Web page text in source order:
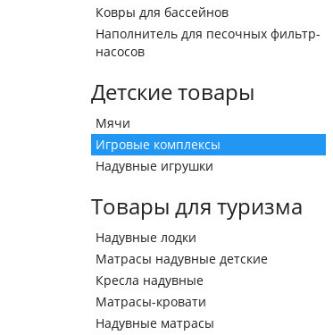
Ковры для бассейнов
Наполнитель для песочных фильтр-
насосов
Детские товары
Мячи
Игровые комплексы
Надувные игрушки
Товары для туризма
Надувные лодки
Матрасы надувные детские
Кресла надувные
Матрасы-кровати
Надувные матрасы